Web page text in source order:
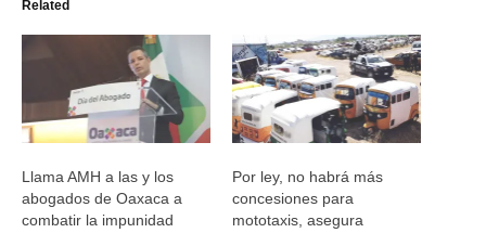
abre
una una
ventana
nueva)
una una
ventana
nueva)
Related
Llama AMH a las y los
abogados de Oaxaca a
combatir la impunidad
Por ley, no habrá más
concesiones para
mototaxis, asegura